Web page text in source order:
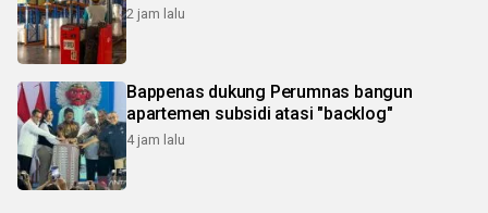
2 jam lalu
Bappenas dukung Perumnas bangun
apartemen subsidi atasi "backlog"
4 jam lalu